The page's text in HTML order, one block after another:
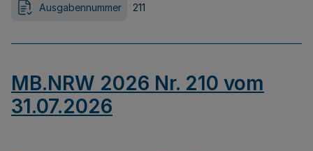
Ausgabennummer 211
MB.NRW 2026 Nr. 210 vom
31.07.2026